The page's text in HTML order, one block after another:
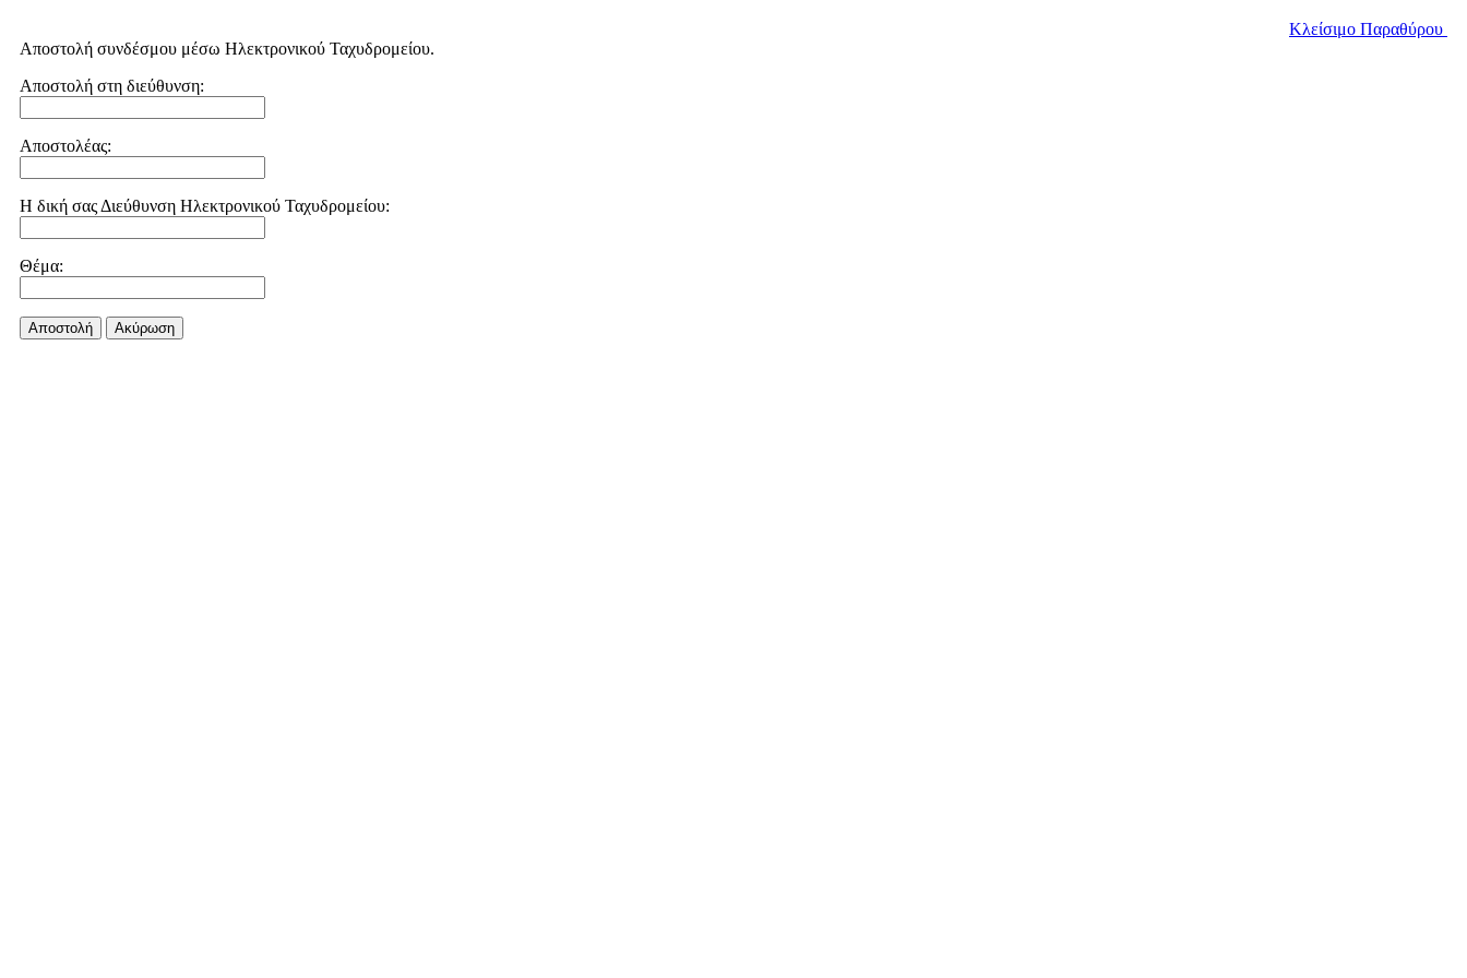
Κλείσιμο Παραθύρου
Αποστολή συνδέσμου μέσω Ηλεκτρονικού Ταχυδρομείου.
Αποστολή στη διεύθυνση:
Αποστολέας:
Η δική σας Διεύθυνση Ηλεκτρονικού Ταχυδρομείου:
Θέμα:
Αποστολή Aκύρωση